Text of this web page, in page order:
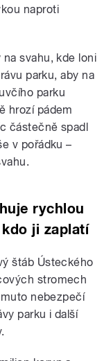
naproti
svahu, kde loni
parku, aby na
parku
hrozí pádem
částečně spadl
v pořádku –
rychlou
ji zaplatí
štáb Ústeckého
stromech
nebezpečí
parku i další